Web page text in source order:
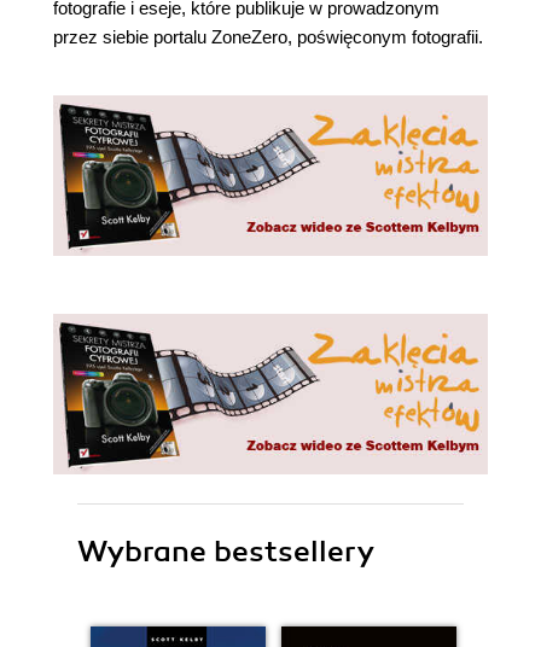
fotografie i eseje, które publikuje w prowadzonym
przez siebie portalu ZoneZero, poświęconym fotografii.
Wybrane bestsellery